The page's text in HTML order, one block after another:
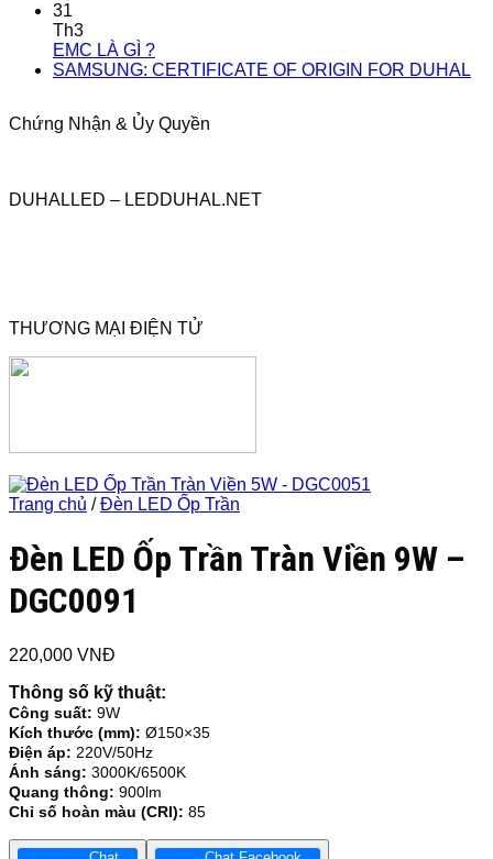
31
Th3
EMC LÀ GÌ ?
SAMSUNG: CERTIFICATE OF ORIGIN FOR DUHAL
Chứng Nhận & Ủy Quyền
DUHALLED – LEDDUHAL.NET
THƯƠNG MẠI ĐIỆN TỬ
Trang chủ / Đèn LED Ốp Trần
Đèn LED Ốp Trần Tràn Viền 9W –
DGC0091
220,000 VNĐ
Thông số kỹ thuật:
Công suất: 9W
Kích thước (mm): Ø150×35
Điện áp: 220V/50Hz
Ánh sáng: 3000K/6500K
Quang thông: 900lm
Chỉ số hoàn màu (CRI): 85